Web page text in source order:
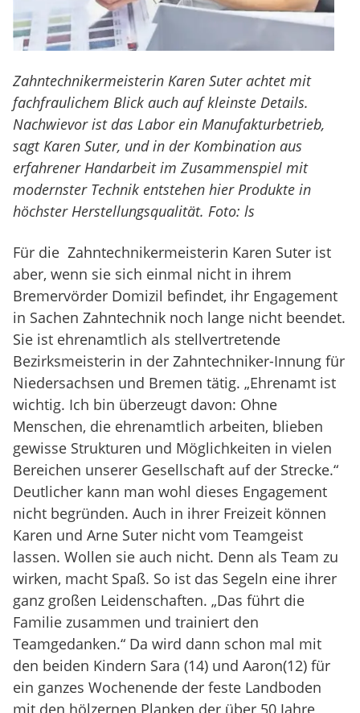
Zahntechnikermeisterin Karen Suter achtet mit
fachfraulichem Blick auch auf kleinste Details.
Nachwievor ist das Labor ein Manufakturbetrieb,
sagt Karen Suter, und in der Kombination aus
erfahrener Handarbeit im Zusammenspiel mit
modernster Technik entstehen hier Produkte in
höchster Herstellungsqualität. Foto: ls
Für die Zahntechnikermeisterin Karen Suter ist
aber, wenn sie sich einmal nicht in ihrem
Bremervörder Domizil befindet, ihr Engagement
in Sachen Zahntechnik noch lange nicht beendet.
Sie ist ehrenamtlich als stellvertretende
Bezirksmeisterin in der Zahntechniker-Innung für
Niedersachsen und Bremen tätig. „Ehrenamt ist
wichtig. Ich bin überzeugt davon: Ohne
Menschen, die ehrenamtlich arbeiten, blieben
gewisse Strukturen und Möglichkeiten in vielen
Bereichen unserer Gesellschaft auf der Strecke.“
Deutlicher kann man wohl dieses Engagement
nicht begründen. Auch in ihrer Freizeit können
Karen und Arne Suter nicht vom Teamgeist
lassen. Wollen sie auch nicht. Denn als Team zu
wirken, macht Spaß. So ist das Segeln eine ihrer
ganz großen Leidenschaften. „Das führt die
Familie zusammen und trainiert den
Teamgedanken.“ Da wird dann schon mal mit
den beiden Kindern Sara (14) und Aaron(12) für
ein ganzes Wochenende der feste Landboden